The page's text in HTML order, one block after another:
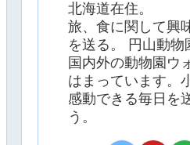
北海道在住。
旅、食に関して興
を送る。 円山動物
国内外の動物園ウ
はまっています。
感動できる毎日を
う。